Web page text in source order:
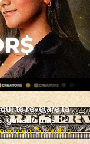
te revelare la
ganado más de
en Colombia .